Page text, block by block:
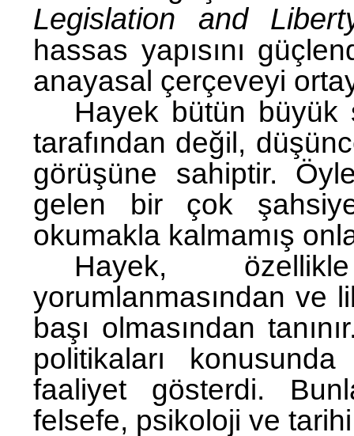
Legislation and
hassas yapısını
anayasal çerçeveyi
Hayek bütün büyük
tarafından değil,
görüşüne sahiptir.
gelen bir çok
okumakla kalmamış
Hayek,
yorumlanmasından ve
başı olmasından
politikaları
faaliyet gösterdi.
felsefe, psikoloji ve